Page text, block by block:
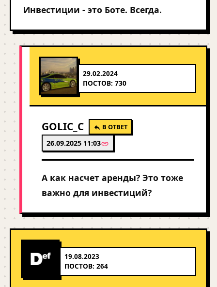
Инвестиции - это Боте. Всегда.
29.02.2024
ПОСТОВ: 730
GOLIC_C В ОТВЕТ
26.09.2025 11:03
А как насчет аренды? Это тоже
важно для инвестиций?
19.08.2023
ПОСТОВ: 264